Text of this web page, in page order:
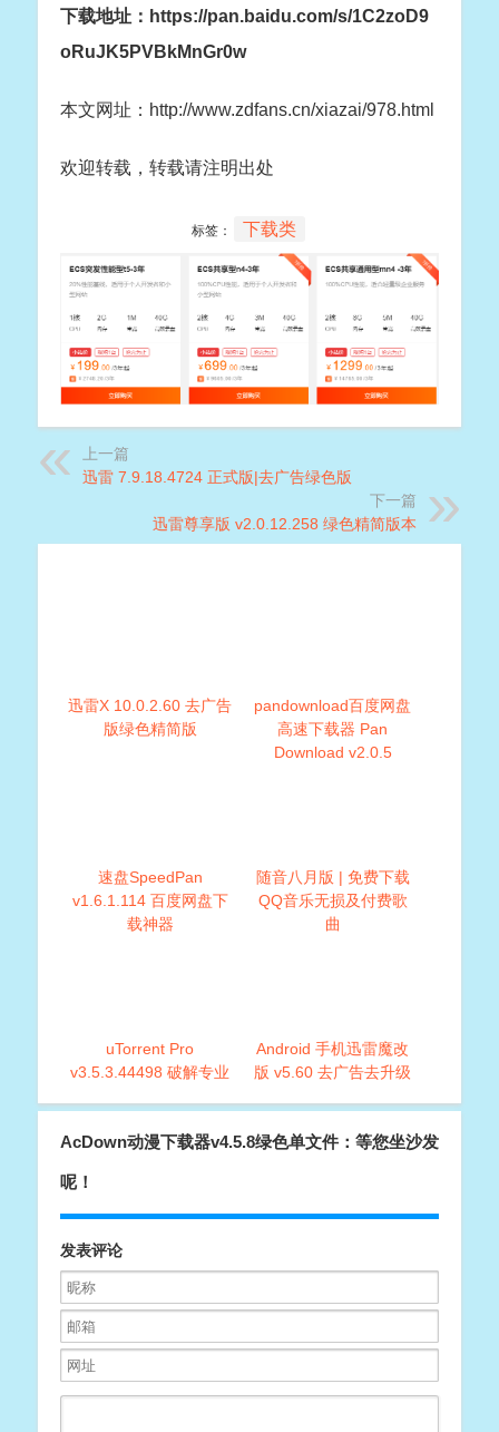
下载地址： https://pan.baidu.com/s/1C2zoD9
oRuJK5PVBkMnGr0w
本文网址：http://www.zdfans.cn/xiazai/978.html
欢迎转载，转载请注明出处
标签： 下载类
上一篇
迅雷 7.9.18.4724 正式版|去广告绿色版
下一篇
迅雷尊享版 v2.0.12.258 绿色精简版本
迅雷X 10.0.2.60 去广告
版绿色精简版
pandownload百度网盘
高速下载器 Pan
Download v2.0.5
速盘SpeedPan
v1.6.1.114 百度网盘下
载神器
随音八月版 | 免费下载
QQ音乐无损及付费歌
曲
uTorrent Pro
v3.5.3.44498 破解专业
Android 手机迅雷魔改
版 v5.60 去广告去升级
AcDown动漫下载器v4.5.8绿色单文件：等您坐沙发
呢！
发表评论